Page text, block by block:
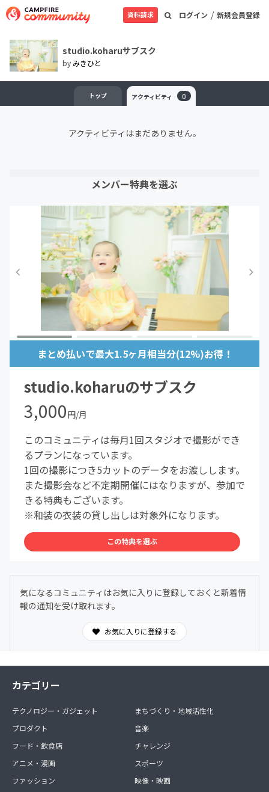
ログイン / 新規会員登録
資料請求
studio.koharuサブスク
by みきひと
トップ アクティビティ 0
アクティビティはまだありません。
メンバー特典を選ぶ
まとめ払いで最大1.5ヶ月相当分(12%)お得！
studio.koharuのサブスク
3,000円/月
このコミュニティは毎月1回スタジオで撮影ができ
るプランになっています。
1回の撮影につき5カットのデータをお渡しします。
また撮影会など不定期開催にはなりますが、参加で
きる特典もございます。
※和装の衣装の貸し出しは対象外になります。
この特典を選ぶ
気になるコミュニティはお気に入りに登録しておくと新着情
報の通知を受け取れます。
お気に入りに登録する
カテゴリー
テクノロジー・ガジェット
プロダクト
フード・飲食店
アニメ・漫画
ファッション
まちづくり・地域活性化
音楽
チャレンジ
スポーツ
映像・映画